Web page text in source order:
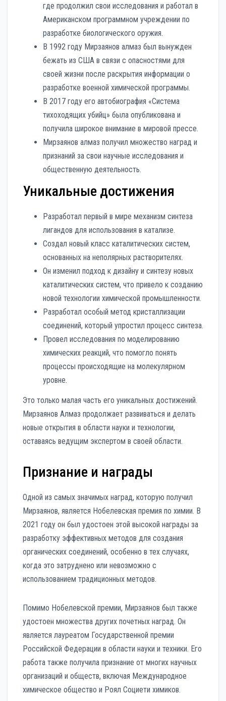
где продолжил свои исследования и работал в
Американском программном учреждении по
разработке биологического оружия.
В 1992 году Мирзаянов алмаз был вынужден
бежать из США в связи с опасностями для
своей жизни после раскрытия информации о
разработке военной химической программы.
В 2017 году его автобиография «Система
тихоходящих убийц» была опубликована и
получила широкое внимание в мировой прессе.
Мирзаянов алмаз получил множество наград и
признаний за свои научные исследования и
общественную деятельность.
Уникальные достижения
Разработал первый в мире механизм синтеза
лигандов для использования в катализе.
Создал новый класс каталитических систем,
основанных на неполярных растворителях.
Он изменил подход к дизайну и синтезу новых
каталитических систем, что привело к созданию
новой технологии химической промышленности.
Разработал особый метод кристаллизации
соединений, который упростил процесс синтеза.
Провел исследования по моделированию
химических реакций, что помогло понять
процессы происходящие на молекулярном
уровне.
Это только малая часть его уникальных достижений.
Мирзаянов Алмаз продолжает развиваться и делать
новые открытия в области науки и технологии,
оставаясь ведущим экспертом в своей области.
Признание и награды
Одной из самых значимых наград, которую получил
Мирзаянов, является Нобелевская премия по химии. В
2021 году он был удостоен этой высокой награды за
разработку эффективных методов для создания
органических соединений, особенно в тех случаях,
когда это затруднено или невозможно с
использованием традиционных методов.
Помимо Нобелевской премии, Мирзаянов был также
удостоен множества других почетных наград. Он
является лауреатом Государственной премии
Российской Федерации в области науки и техники. Его
работа также получила признание от многих научных
организаций и обществ, включая Международное
химическое общество и Роял Социети химиков.